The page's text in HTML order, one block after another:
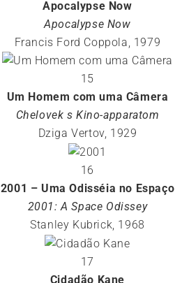
Apocalypse Now
Apocalypse Now
Francis Ford Coppola, 1979
15
Um Homem com uma Câmera
Chelovek s Kino-apparatom
Dziga Vertov, 1929
16
2001 – Uma Odisséia no Espaço
2001: A Space Odissey
Stanley Kubrick, 1968
17
Cidadão Kane